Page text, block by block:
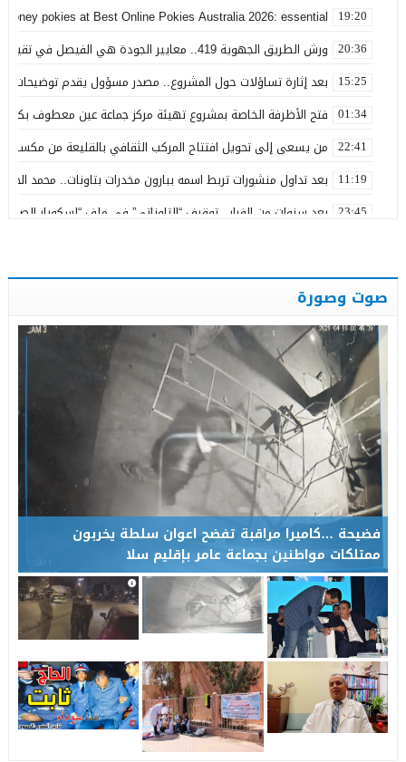
19:20
pokies at Best Online Pokies Australia 2026: essential
20:36 ورش الطريق الجهوية 419.. معايير الجودة هي الفيصل في تقييم مشاريع البنية التحتية
15:25 بعد إثارة تساؤلات حول المشروع.. مصدر مسؤول يقدم توضيحات
01:34 فتح الأظرفة الخاصة بمشروع تهيئة مركز جماعة عين معطوف بكلفة تناهز 22.86
22:41 من يسعى إلى تحويل افتتاح المركب الثقافي بالقليعة من مكسب
11:19 بعد تداول منشورات تربط اسمه ببارون مخدرات بتاونات.. محمد
23:45 بعد سنوات من الفرار.. توقيف “التاوناتي” في ملف “إسكوبار
22:35 وعكة صحية تُغيب رئيس المجلس الإقليمي لتاونات عن احتفالات
19:28 عامل إقليم تاونات يشرف على إعطاء انطلاقة مشاريع تنموية
01:29 من رحاب المقاومة.. رسالة الدولة إلى مغاربة العالم
17:05 مرنيسة خارج أولويات التنمية الطرقية بجهة فاس – مكناس… إلى
صوت وصورة
فضيحة …كاميرا مراقبة تفضح اعوان سلطة يخربون
ممتلكات مواطنين بجماعة عامر بإقليم سلا